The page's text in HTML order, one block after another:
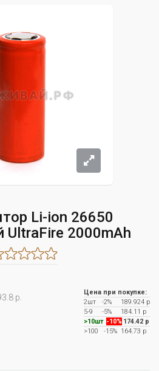
Li-ion 26650
UltraFire 2000mAh
р.
Цена при покупке:
2шт
-2%
189.924 р
5-9
-5%
184.11 р
>10шт -10% 174.42 р
>100
-15% 164.73 р